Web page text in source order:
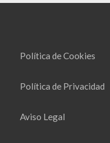
Política de Cookies
Política de Privacidad
Aviso Legal